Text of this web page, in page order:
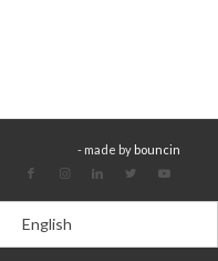
- made by bouncin
English